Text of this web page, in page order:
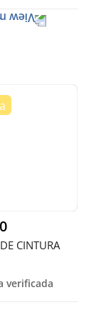
CINTURA
verificada